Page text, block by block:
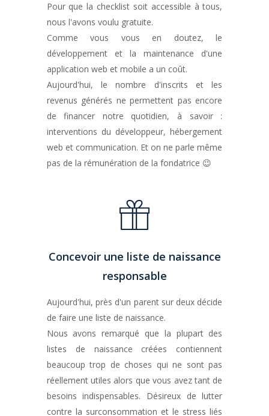
Pour que la checklist soit accessible à tous,
nous l'avons voulu gratuite.
Comme vous vous en doutez, le
développement et la maintenance d'une
application web et mobile a un coût.
Aujourd'hui, le nombre d'inscrits et les
revenus générés ne permettent pas encore
de financer notre quotidien, à savoir :
interventions du développeur, hébergement
web et communication. Et on ne parle même
pas de la rémunération de la fondatrice 😉
Concevoir une liste de naissance
responsable
Aujourd'hui, près d'un parent sur deux décide
de faire une liste de naissance.
Nous avons remarqué que la plupart des
listes de naissance créées contiennent
beaucoup trop de choses qui ne sont pas
réellement utiles alors que vous avez tant de
besoins indispensables. Désireux de lutter
contre la surconsommation et le stress liés